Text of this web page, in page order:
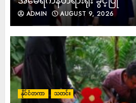
ADMIN AUGUST 9, 2026
နိုင်ငံတကာ သတင်း